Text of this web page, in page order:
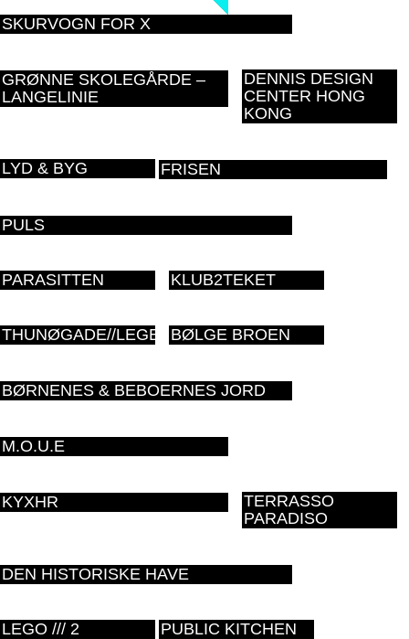
SKURVOGN FOR X
GRØNNE SKOLEGÅRDE –
LANGELINIE
DENNIS DESIGN
CENTER HONG
KONG
LYD & BYG FRISEN
PULS
PARASITTEN KLUB2TEKET
THUNØGADE//LEGEPLADSBØLGE BROEN
BØRNENES & BEBOERNES JORD
M.O.U.E
KYXHR
TERRASSO
PARADISO
DEN HISTORISKE HAVE
LEGO /// 2 PUBLIC KITCHEN